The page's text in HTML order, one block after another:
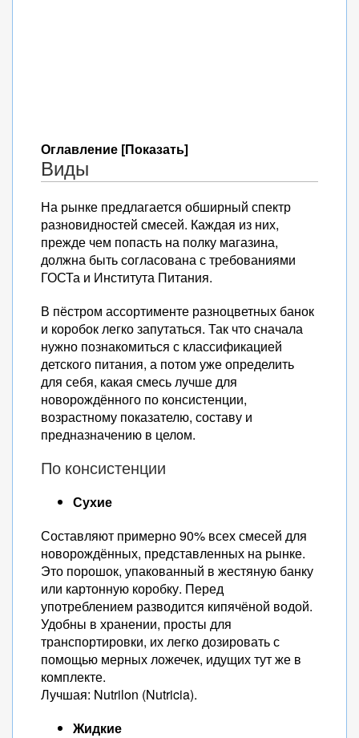
Оглавление [Показать]
Виды
На рынке предлагается обширный спектр
разновидностей смесей. Каждая из них,
прежде чем попасть на полку магазина,
должна быть согласована с требованиями
ГОСТа и Института Питания.
В пёстром ассортименте разноцветных банок
и коробок легко запутаться. Так что сначала
нужно познакомиться с классификацией
детского питания, а потом уже определить
для себя, какая смесь лучше для
новорождённого по консистенции,
возрастному показателю, составу и
предназначению в целом.
По консистенции
Сухие
Составляют примерно 90% всех смесей для
новорождённых, представленных на рынке.
Это порошок, упакованный в жестяную банку
или картонную коробку. Перед
употреблением разводится кипячёной водой.
Удобны в хранении, просты для
транспортировки, их легко дозировать с
помощью мерных ложечек, идущих тут же в
комплекте.
Лучшая: Nutrilon (Nutricia).
Жидкие